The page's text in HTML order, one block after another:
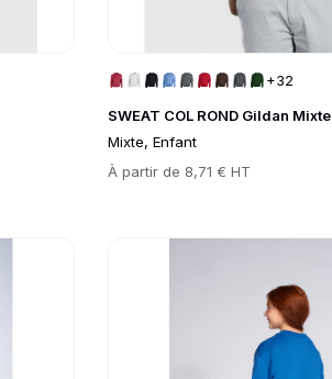
SWEAT COL ROND Gildan Mixte
Mixte, Enfant
Prix
À partir de 8,71 € HT
+32